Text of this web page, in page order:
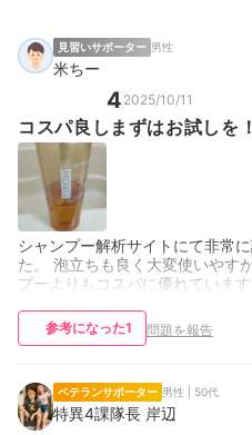
見習いサポーター 男性
米ちー
4 2025/10/11
コスパ良しまずはお試しを！
シャンプー解析サイトにて非常
た。 泡立ちも良く大変使いやす
プーよりもコスパに優れています
参考になった1 問題を報告
ベテランサポーター 男性 | 50代
特異4課隊長 岸辺